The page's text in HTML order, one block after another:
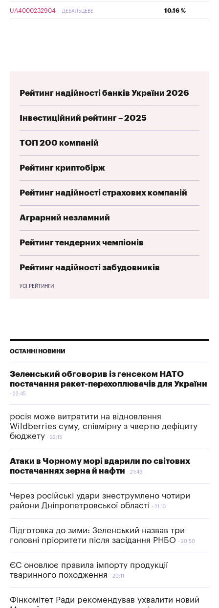
UA4000232904 ДЕБАЛЬЦЕВЕ 10.16 %
Рейтинг надійності банків України 2026
Інвестиційний рейтинг – 2025
ТОП 200 компаній
Рейтинг криптобірж
Рейтинг надійності страхових компаній
Аграрний незламний
Рейтинг тендерних чемпіонів
Рейтинг надійності забудовників
УСІ РЕЙТИНГИ
ОСТАННІ НОВИНИ
Зеленський обговорив із генсеком НАТО
постачання ракет-перехоплювачів для України
22:45
росія може витратити на відновлення
Wildberries суму, співмірну з чвертю дефіциту
бюджету
22:15
Атаки в Чорному морі вдарили по світових
постачаннях зерна й нафти
21:49
Через російські удари знеструмлено чотири
райони Дніпропетровської області
21:13
Підготовка до зими: Зеленський назвав три
головні пріоритети після засідання РНБО
20:50
ЄС оновлює правила імпорту продукції
тваринного походження
20:11
Фінкомітет Ради рекомендував ухвалити новий